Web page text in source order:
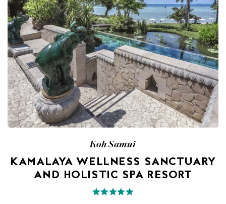
Koh Samui
KAMALAYA WELLNESS SANCTUARY
AND HOLISTIC SPA RESORT